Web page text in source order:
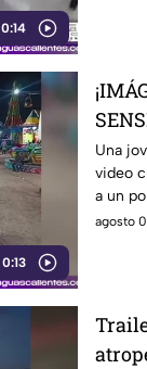
0:14
0:13
en el
a un
feria
Una
video
a un
Luis
agosto